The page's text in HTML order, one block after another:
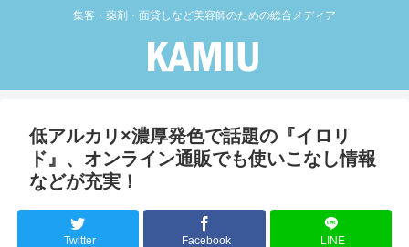
集客・薬剤・面貸しなど美容師のための総合メディア
低アルカリ×濃厚発色で話題の『イロリ
ド』、オンライン通販でも使いこなし情報
などが充実！
Twitter Facebook LINE